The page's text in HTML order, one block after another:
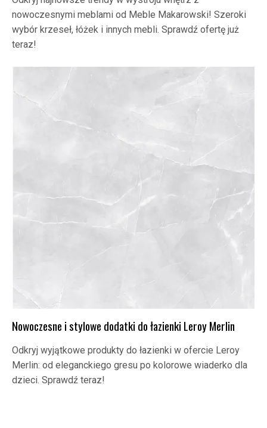
nowoczesnymi meblami od Meble Makarowski! Szeroki
wybór krzeseł, łóżek i innych mebli. Sprawdź ofertę już
teraz!
Nowoczesne i stylowe dodatki do łazienki Leroy Merlin
Odkryj wyjątkowe produkty do łazienki w ofercie Leroy
Merlin: od eleganckiego gresu po kolorowe wiaderko dla
dzieci. Sprawdź teraz!